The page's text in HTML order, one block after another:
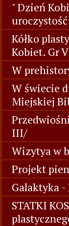
" Dzień
Kółko
Kobiet. Gr
W
W świecie
Miejskiej
III/
Wizytya w
Projekt
Galaktyka -
STATKI